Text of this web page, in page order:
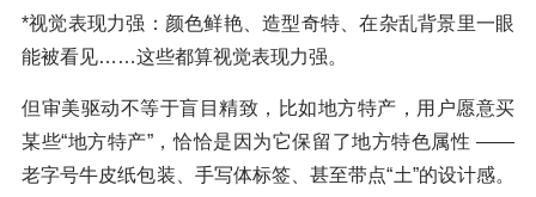
*视觉表现力强：颜色鲜艳、造型奇特、在杂乱背景里一眼
能被看见……这些都算视觉表现力强。
但审美驱动不等于盲目精致，比如地方特产，用户愿意买
某些“地方特产”，恰恰是因为它保留了地方特色属性 ——
老字号牛皮纸包装、手写体标签、甚至带点“土”的设计感。